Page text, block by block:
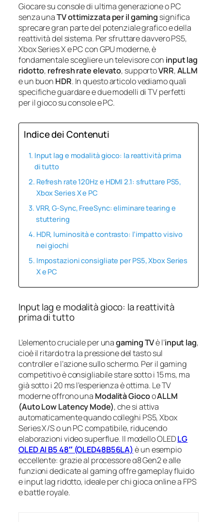
Giocare su console di ultima generazione o PC
senza unaTV ottimizzata per il gaming significa
sprecare gran parte del potenziale grafico e della
reattività del sistema. Per sfruttare davvero PS5,
Xbox Series X e PC con GPU moderne, è
fondamentale scegliere un televisore con input lag
ridotto, refresh rate elevato, supportoVRR,ALLM
e un buon HDR. In questo articolo vediamo quali
specifiche guardare e due modelli di TV perfetti
per il gioco su console e PC.
Indice dei Contenuti
Input lag e modalità gioco: la reattività prima
di tutto
Refresh rate 120Hz e HDMI 2.1: sfruttare PS5,
Xbox Series X e PC
VRR, G-Sync, FreeSync: eliminare tearing e
stuttering
HDR, luminosità e contrasto: l’impatto visivo
nei giochi
Impostazioni consigliate per PS5, Xbox Series
X e PC
Input lag e modalità gioco: la reattività
prima di tutto
L’elemento cruciale per unagaming TVè l’input lag,
cioè il ritardo tra la pressione del tasto sul
controller e l’azione sullo schermo. Per il gaming
competitivo è consigliabile stare sotto i 15 ms, ma
già sotto i 20 ms l’esperienza è ottima. Le TV
moderne offrono una Modalità GiocooALLM
(Auto Low Latency Mode), che si attiva
automaticamente quando colleghi PS5, Xbox
Series X/S o un PC compatibile, riducendo
elaborazioni video superflue. Il modello OLEDLG
OLED AI B5 48″ (OLED48B56LA) è un esempio
eccellente: grazie al processore α8 Gen2 e alle
funzioni dedicate al gaming offre gameplay fluido
e input lag ridotto, ideale per chi gioca online a FPS
e battle royale.